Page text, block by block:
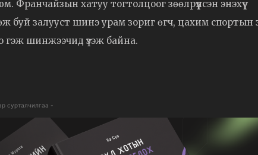
хатуу тогтолцоог зөөлрүүлсэн энэхүү
буй залууст шинэ урам зориг өгч, цахим спортын
гэж шинжээчид үзэж байна.
сурталчилгаа -